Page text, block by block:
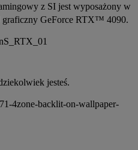
z SI jest wyposażony w
GeForce RTX™ 4090.
jesteś.